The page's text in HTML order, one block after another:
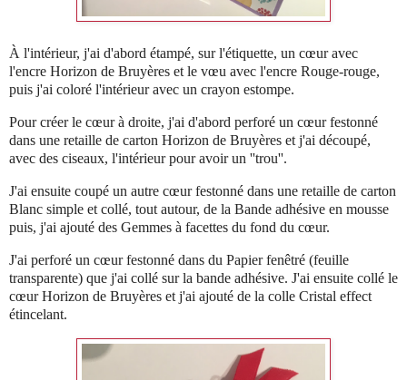
À l'intérieur, j'ai d'abord étampé, sur l'étiquette, un cœur avec
l'encre Horizon de Bruyères et le vœu avec l'encre Rouge-rouge,
puis j'ai coloré l'intérieur avec un crayon estompe.
Pour créer le cœur à droite, j'ai d'abord perforé un cœur festonné
dans une retaille de carton Horizon de Bruyères et j'ai découpé,
avec des ciseaux, l'intérieur pour avoir un ''trou''.
J'ai ensuite coupé un autre cœur festonné dans une retaille de carton
Blanc simple et collé, tout autour, de la Bande adhésive en mousse
puis, j'ai ajouté des Gemmes à facettes du fond du cœur.
J'ai perforé un cœur festonné dans du Papier fenêtré (feuille
transparente) que j'ai collé sur la bande adhésive. J'ai ensuite collé le
cœur Horizon de Bruyères et j'ai ajouté de la colle Cristal effect
étincelant.